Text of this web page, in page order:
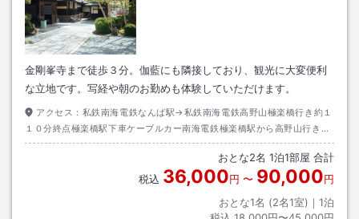
金剛峯寺まで徒歩３分。伽藍にも隣接しており、観光に大変便利
な立地です。写経や朝のお勤めも体験していただけます。
アクセス： 私鉄南海電鉄なんば駅→私鉄南海電鉄高野山極楽橋行き約１
１０分終点極楽橋駅下車ケーブルカー南海電鉄極楽橋駅から高野山行き約
５分高野山駅下車→南海バス奥之院行き千手院橋停留所下車→徒歩５分も
おとな2名 1泊1部屋 合計
税込 36,000円 〜 90,000円
おとな1名 (2名1室)｜ 1泊